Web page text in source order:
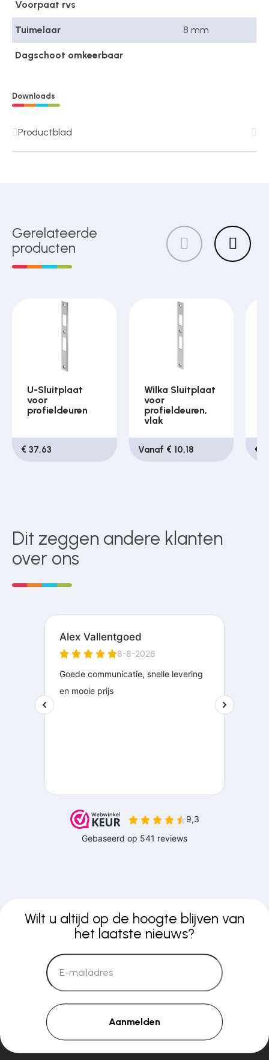
Voorpaat rvs
Tuimelaar 8 mm
Dagschoot omkeerbaar
Downloads
Productblad
Gerelateerde
producten
U-Sluitplaat
voor
profieldeuren
€ 37,63
Wilka Sluitplaat
voor
profieldeuren,
vlak
Vanaf € 10,18 €
Dit zeggen andere klanten
over ons
Wilt u altijd op de hoogte blijven van
het laatste nieuws?
Aanmelden